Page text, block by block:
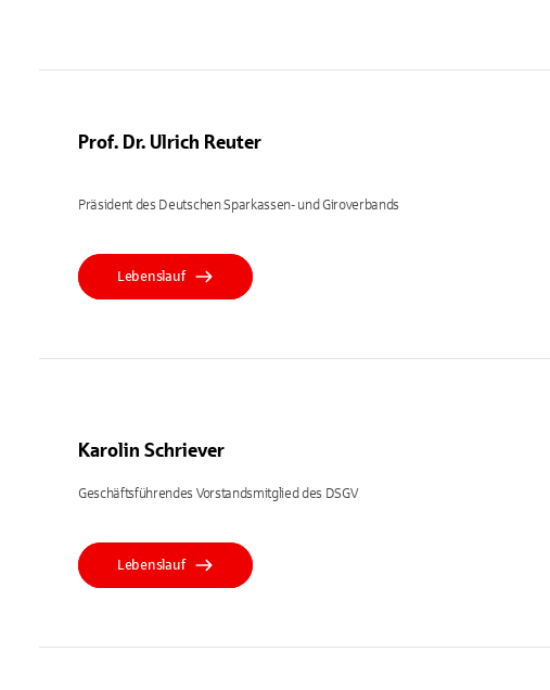
Prof. Dr. Ulrich Reuter
Präsident des Deutschen Sparkassen- und Giroverbands
Lebenslauf
Karolin Schriever
Geschäftsführendes Vorstandsmitglied des DSGV
Lebenslauf